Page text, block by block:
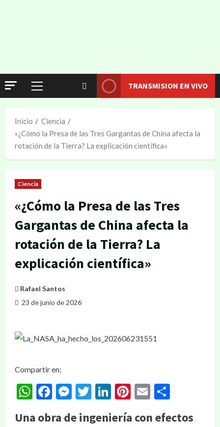
TRANSMISION EN VIVO
Inicio
Ciencia
«¿Cómo la Presa de las Tres Gargantas de China afecta la
rotación de la Tierra? La explicación científica»
Ciencia
«¿Cómo la Presa de las Tres
Gargantas de China afecta la
rotación de la Tierra? La
explicación científica»
Rafael Santos
23 de junio de 2026
Compartir en:
WhatsApp
Facebook
Messenger
Twitter
LinkedIn
Pinterest
Email
Una obra de ingeniería con efectos